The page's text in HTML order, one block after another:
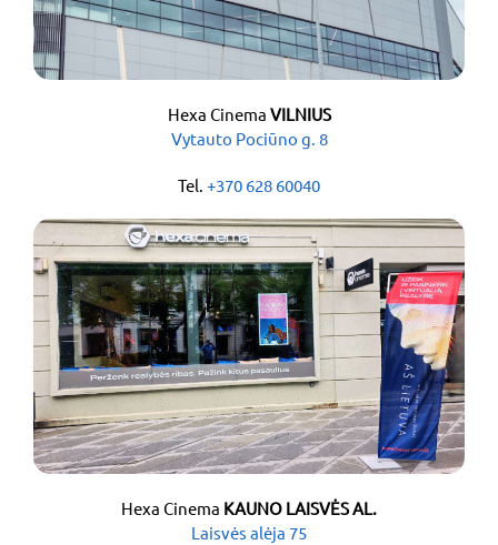
Hexa Cinema VILNIUS
Vytauto Pociūno g. 8
Tel. +370 628 60040
Hexa Cinema KAUNO LAISVĖS AL.
Laisvės alėja 75